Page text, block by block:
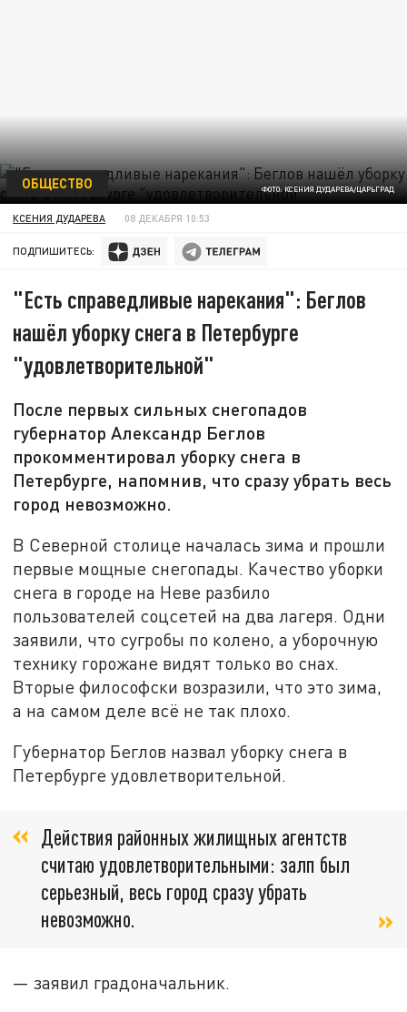
ФОТО: КСЕНИЯ ДУДАРЕВА/ЦАРЬГРАД
ОБЩЕСТВО
КСЕНИЯ ДУДАРЕВА 08 ДЕКАБРЯ 10:53
ПОДПИШИТЕСЬ:
"Есть справедливые нарекания": Беглов
нашёл уборку снега в Петербурге
"удовлетворительной"
После первых сильных снегопадов
губернатор Александр Беглов
прокомментировал уборку снега в
Петербурге, напомнив, что сразу убрать весь
город невозможно.
В Северной столице началась зима и прошли
первые мощные снегопады. Качество уборки
снега в городе на Неве разбило
пользователей соцсетей на два лагеря. Одни
заявили, что сугробы по колено, а уборочную
технику горожане видят только во снах.
Вторые философски возразили, что это зима,
а на самом деле всё не так плохо.
Губернатор Беглов назвал уборку снега в
Петербурге удовлетворительной.
Действия районных жилищных агентств
считаю удовлетворительными: залп был
серьезный, весь город сразу убрать
невозможно.
— заявил градоначальник.